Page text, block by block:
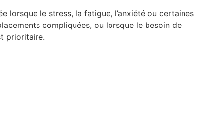
lorsque le stress, la fatigue, l’anxiété ou certaines
compliquées, ou lorsque le besoin de
prioritaire.